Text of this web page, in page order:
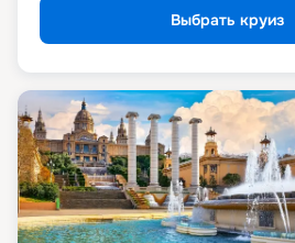
Выбрать круиз